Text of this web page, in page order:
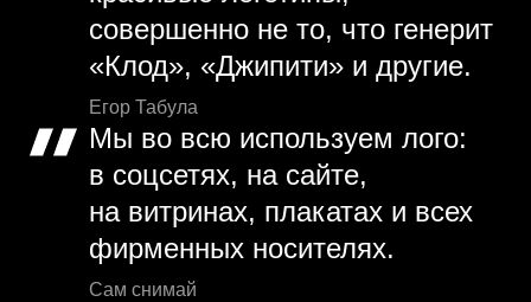
совершенно не то, что генерит
«Клод», «Джипити» и другие.
Егор Табула
Мы во всю используем лого:
в соцсетях, на сайте,
на витринах, плакатах и всех
фирменных носителях.
Сам снимай